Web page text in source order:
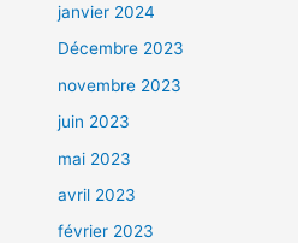
janvier 2024
Décembre 2023
novembre 2023
juin 2023
mai 2023
avril 2023
février 2023